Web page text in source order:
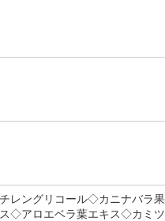
ングリコール◇カニナバラ果
◇アロエベラ葉エキス◇カミツ